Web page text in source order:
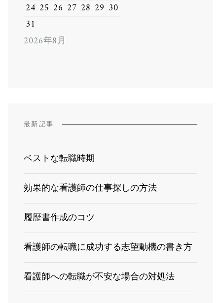
2026年8月
24 25 26 27 28 29 30
31
最新記事
ベストな転職時期
効果的な看護師の仕事探しの方法
履歴書作成のコツ
看護師の転職に成功する志望動機の書き方
看護師への転職が不安な場合の対処法